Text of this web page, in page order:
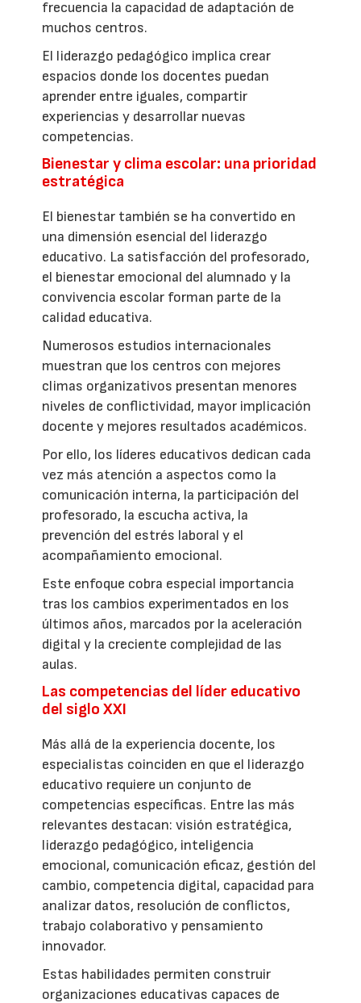
frecuencia la capacidad de adaptación de
muchos centros.
El liderazgo pedagógico implica crear
espacios donde los docentes puedan
aprender entre iguales, compartir
experiencias y desarrollar nuevas
competencias.
Bienestar y clima escolar: una prioridad
estratégica
El bienestar también se ha convertido en
una dimensión esencial del liderazgo
educativo. La satisfacción del profesorado,
el bienestar emocional del alumnado y la
convivencia escolar forman parte de la
calidad educativa.
Numerosos estudios internacionales
muestran que los centros con mejores
climas organizativos presentan menores
niveles de conflictividad, mayor implicación
docente y mejores resultados académicos.
Por ello, los líderes educativos dedican cada
vez más atención a aspectos como la
comunicación interna, la participación del
profesorado, la escucha activa, la
prevención del estrés laboral y el
acompañamiento emocional.
Este enfoque cobra especial importancia
tras los cambios experimentados en los
últimos años, marcados por la aceleración
digital y la creciente complejidad de las
aulas.
Las competencias del líder educativo
del siglo XXI
Más allá de la experiencia docente, los
especialistas coinciden en que el liderazgo
educativo requiere un conjunto de
competencias específicas. Entre las más
relevantes destacan: visión estratégica,
liderazgo pedagógico, inteligencia
emocional, comunicación eficaz, gestión del
cambio, competencia digital, capacidad para
analizar datos, resolución de conflictos,
trabajo colaborativo y pensamiento
innovador.
Estas habilidades permiten construir
organizaciones educativas capaces de